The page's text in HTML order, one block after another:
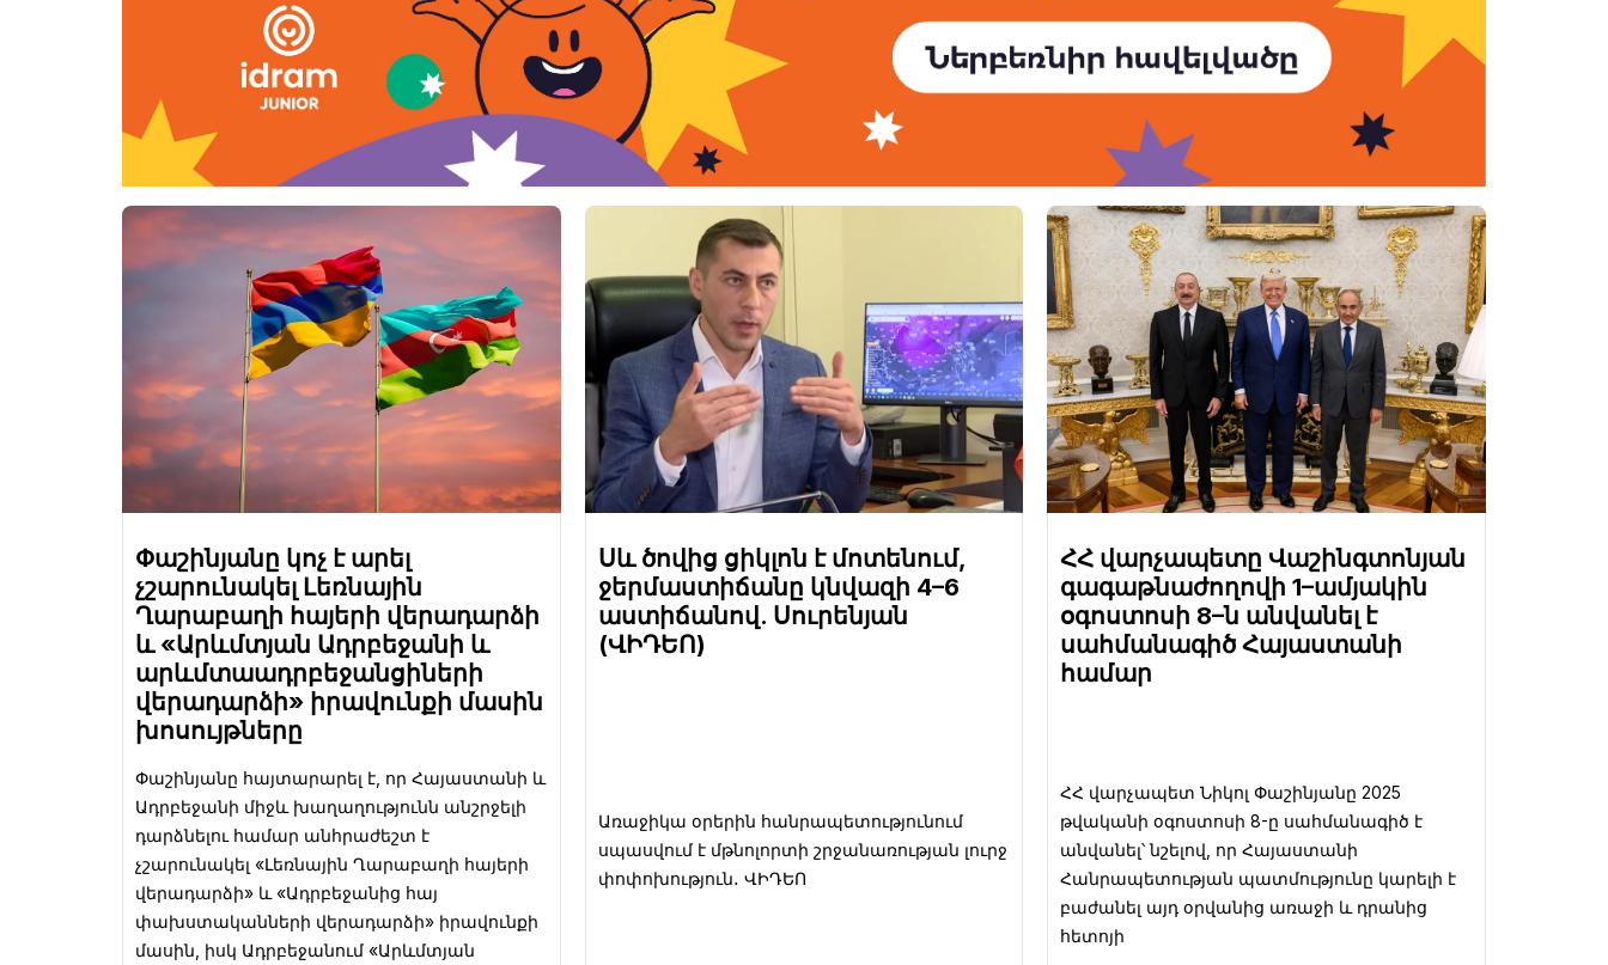
Փաշինյանը կոչ է արել
չշարունակել Լեռնային
Ղարաբաղի հայերի վերադարձի
և «Արևմտյան Ադրբեջանի և
արևմտաադրբեջանցիների
վերադարձի» իրավունքի մասին
խոսույթները
Փաշինյանը հայտարարել է, որ Հայաստանի և
Ադրբեջանի միջև խաղաղությունն անշրջելի
դարձնելու համար անհրաժեշտ է
չշարունակել «Լեռնային Ղարաբաղի հայերի
վերադարձի» և «Ադրբեջանից հայ
փախստականների վերադարձի» իրավունքի
մասին, իսկ Ադրբեջանում «Արևմտյան
Սև ծովից ցիկլոն է մոտենում,
ջերմաստիճանը կնվազի 4–6
աստիճանով. Սուրենյան
(ՎԻԴԵՈ)
Առաջիկա օրերին հանրապետությունում
սպասվում է մթնոլորտի շրջանառության լուրջ
փոփոխություն․ ՎԻԴԵՈ
ՀՀ վարչապետը Վաշինգտոնյան
գագաթնաժողովի 1–ամյակին
օգոստոսի 8–ն անվանել է
սահմանագիծ Հայաստանի
համար
ՀՀ վարչապետ Նիկոլ Փաշինյանը 2025
թվականի օգոստոսի 8-ը սահմանագիծ է
անվանել՝ նշելով, որ Հայաստանի
Հանրապետության պատմությունը կարելի է
բաժանել այդ օրվանից առաջի և դրանից
հետոյի